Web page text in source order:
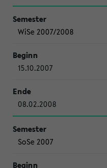
WiSe 2007/2008
15.10.2007
08.02.2008
SoSe 2007